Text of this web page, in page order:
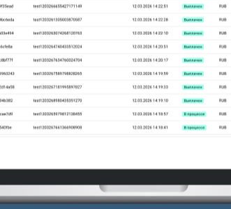
Ваш email
Я даю согласие на обработку